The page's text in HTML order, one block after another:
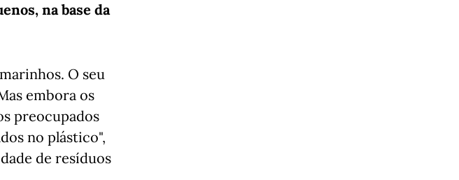
na base da
O seu
embora os
preocupados
no plástico",
de resíduos